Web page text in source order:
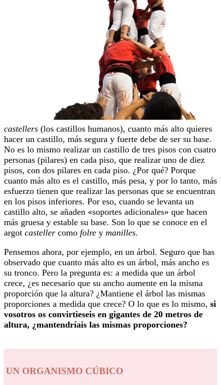
castellers (los castillos humanos), cuanto más alto quieres
hacer un castillo, más segura y fuerte debe de ser su base.
No es lo mismo realizar un castillo de tres pisos con cuatro
personas (pilares) en cada piso, que realizar uno de diez
pisos, con dos pilares en cada piso. ¿Por qué? Porque
cuanto más alto es el castillo, más pesa, y por lo tanto, más
esfuerzo tienen que realizar las personas que se encuentran
en los pisos inferiores. Por eso, cuando se levanta un
castillo alto, se añaden «soportes adicionales» que hacen
más gruesa y estable su base. Son lo que se conoce en el
argot casteller como folre y manilles.
Pensemos ahora, por ejemplo, en un árbol. Seguro que has
observado que cuanto más alto es un árbol, más ancho es
su tronco. Pero la pregunta es: a medida que un árbol
crece, ¿es necesario que su ancho aumente en la misma
proporción que la altura? ¿Mantiene el árbol las mismas
proporciones a medida que crece? O lo que es lo mismo, si
vosotros os convirtieseis en gigantes de 20 metros de
altura, ¿mantendríais las mismas proporciones?
UN ORGANISMO CÚBICO